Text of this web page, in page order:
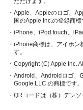
・Apple、Appleのロゴ、
国のApple Inc.の登録商標
・iPhone、iPod touch、
・iPhone商標は、アイホ
す。
・Copyright (C) Apple Inc.
・Android、Androidロゴ、
Google LLC の商標です。
・QRコードは（株）デン